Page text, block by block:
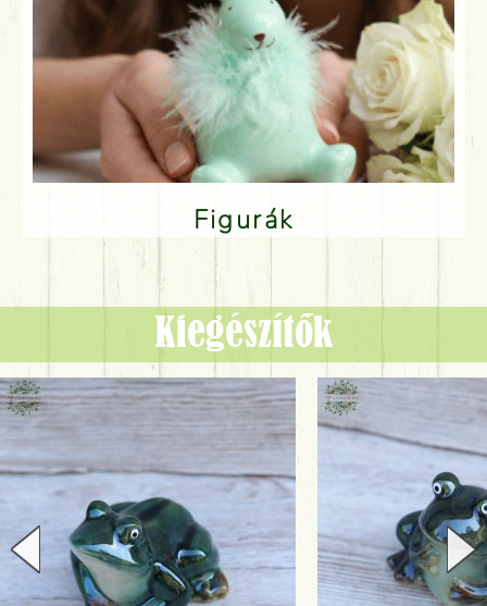
Figurák
Kiegészítők